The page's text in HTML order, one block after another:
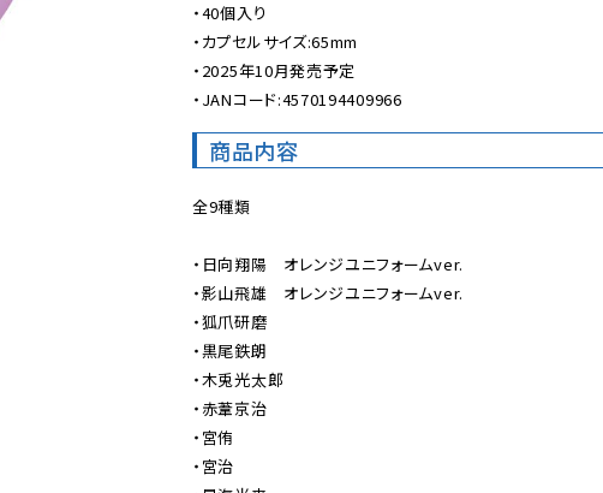
・40個入り
・カプセルサイズ:65mm
・2025年10月発売予定
・JANコード:4570194409966
商品内容
全9種類
・日向翔陽　オレンジユニフォームver.
・影山飛雄　オレンジユニフォームver.
・狐爪研磨
・黒尾鉄朗
・木兎光太郎
・赤葦京治
・宮侑
・宮治